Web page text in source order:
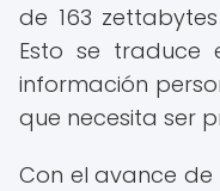
de 163
Esto se
información
que necesita ser
Con el avance